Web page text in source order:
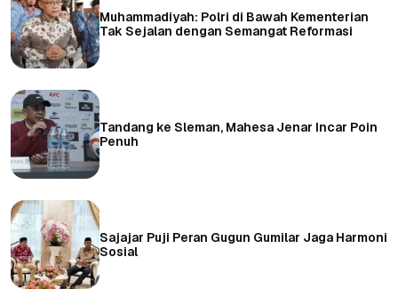
Muhammadiyah: Polri di Bawah Kementerian
Tak Sejalan dengan Semangat Reformasi
Tandang ke Sleman, Mahesa Jenar Incar Poin
Penuh
Sajajar Puji Peran Gugun Gumilar Jaga Harmoni
Sosial